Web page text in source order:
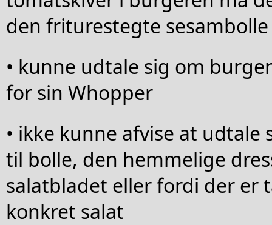
den friturestegte
• kunne udtale sig om
for sin Whopper
• ikke kunne afvise at
til bolle, den hemmelige
salatbladet eller fordi der er
konkret salat